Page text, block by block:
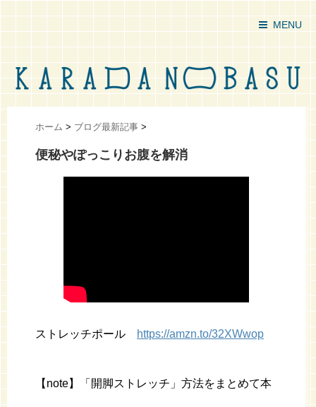
MENU
ホーム > ブログ最新記事 >
便秘やぽっこりお腹を解消
ストレッチポール https://amzn.to/32XWwop
【note】「開脚ストレッチ」方法をまとめて本